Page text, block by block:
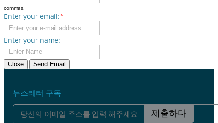
commas.
Enter your email:*
Enter your name:
Close Send Email
뉴스레터 구독
제출하다